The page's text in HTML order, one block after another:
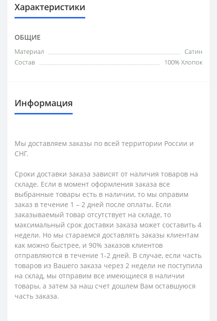
Характеристики
ОБЩИЕ
Материал
Сатин
Состав
100% Хлопок
Информация
Мы доставляем заказы по всей территории России и
СНГ.
Сроки доставки заказа зависят от наличия товаров на
складе. Если в момент оформления заказа все
выбранные товары есть в наличии, то мы оправим
заказ в течение 1 – 2 дней после оплаты. Если
заказываемый товар отсутствует на складе, то
максимальный срок доставки заказа может составить 4
недели. Но мы стараемся доставлять заказы клиентам
как можно быстрее, и 90% заказов клиентов
отправляются в течение 1-2 дней. В случае, если часть
товаров из Вашего заказа через 2 недели не поступила
на склад, мы отправим все имеющиеся в наличии
товары, а затем за наш счет дошлем Вам оставшуюся
часть заказа.